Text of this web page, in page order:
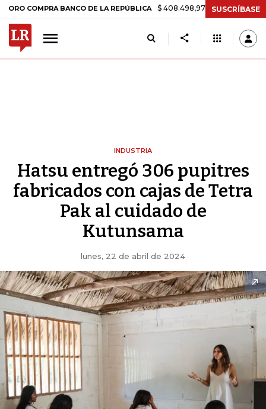
BANCO DE LA REPÚBLICA $ 408.498,97 +$ 8.753,81 +2,19%
SUSCRÍBASE
INDUSTRIA
Hatsu entregó 306 pupitres
fabricados con cajas de Tetra
Pak al cuidado de
Kutunsama
lunes, 22 de abril de 2024